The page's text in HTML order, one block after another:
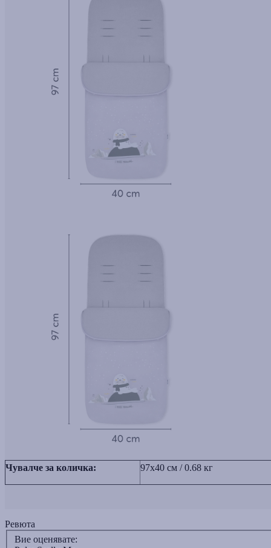
Чувалче за количка: 97x40 см / 0.68 кг
Ревюта
Вие оценявате: